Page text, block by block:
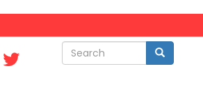
Search Search